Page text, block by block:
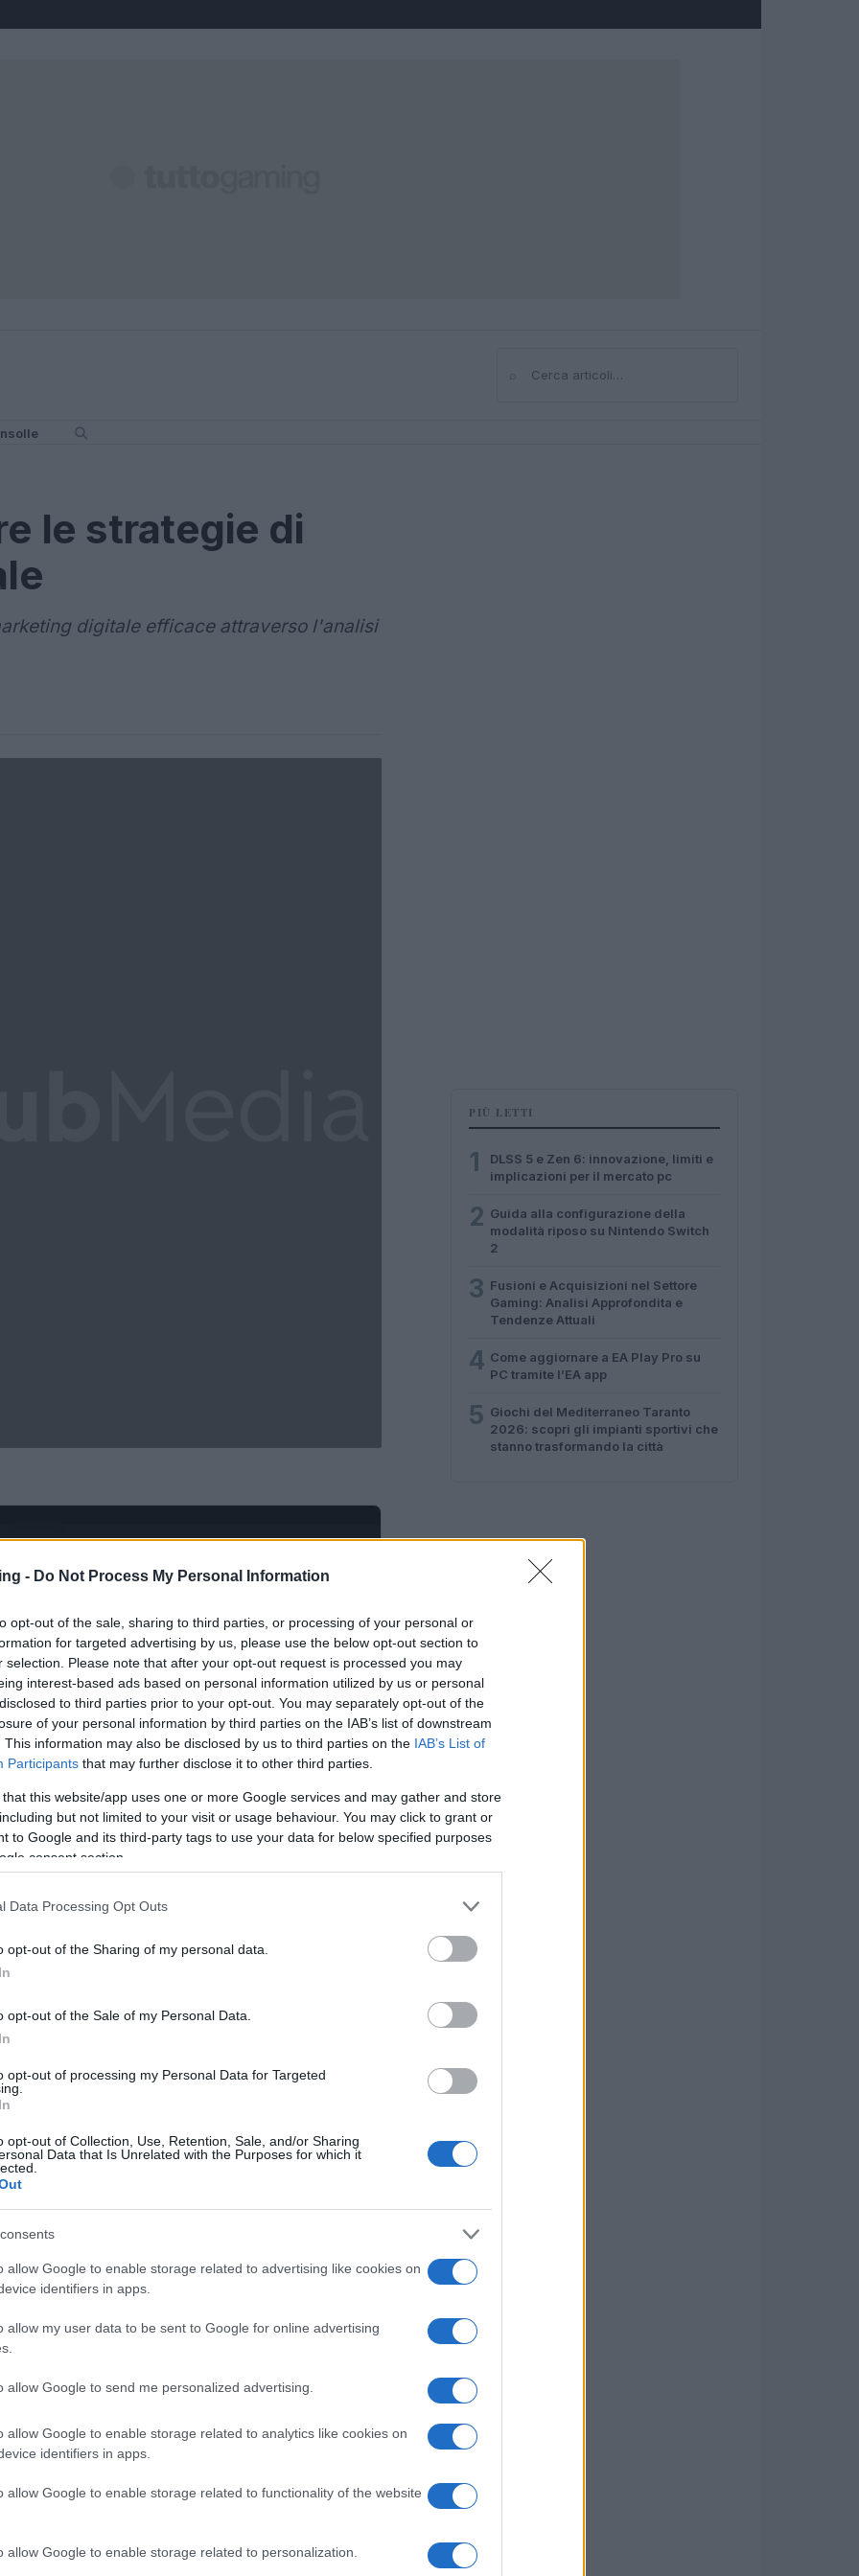
- Do Not Process My Personal Information
opt-out of the sale, sharing to third parties, or processing of your personal or
for targeted advertising by us, please use the below opt-out section to
selection. Please note that after your opt-out request is processed you may
interest-based ads based on personal information utilized by us or personal
to third parties prior to your opt-out. You may separately opt-out of the
of your personal information by third parties on the IAB’s list of downstream
This information may also be disclosed by us to third parties on the IAB’s List of
Participants that may further disclose it to other third parties.
that this website/app uses one or more Google services and may gather and store
but not limited to your visit or usage behaviour. You may click to grant or
to Google and its third-party tags to use your data for below specified purposes
consent section.
Data Processing Opt Outs
opt-out of the Sharing of my personal data.
opt-out of the Sale of my Personal Data.
opt-out of processing my Personal Data for Targeted
opt-out of Collection, Use, Retention, Sale, and/or Sharing
Data that Is Unrelated with the Purposes for which it
allow Google to enable storage related to advertising like cookies on
identifiers in apps.
allow my user data to be sent to Google for online advertising
allow Google to send me personalized advertising.
allow Google to enable storage related to analytics like cookies on
identifiers in apps.
allow Google to enable storage related to functionality of the website
allow Google to enable storage related to personalization.
Cerca
le strategie di
digitale efficace attraverso l'analisi
evoluzione, dove le strategie devono
alle esigenze del mercato e dei
comprendere come i dati possano
le performance delle campagne. Ti sei mai
i loro risultati? In questo articolo,
nel marketing digitale, analizzando casi
ogni marketer dovrebbe considerare.
digitale
l’emergere di diverse tendenze
dell’intelligenza artificiale per ottimizzare
di marketing hanno registrato un aumento
fino al 30%. Questa tecnologia consente una
del pubblico più efficace,
Ma ti sei mai chiesto quanto possa fare la
PIÙ LETTI
1
DLSS 5 e Zen 6: innovazione, limiti e
implicazioni per il mercato pc
2 Guida alla configurazione della
modalità riposo su Nintendo Switch
2
3 Fusioni e Acquisizioni nel Settore
Gaming: Analisi Approfondita e
Tendenze Attuali
4 Come aggiornare a EA Play Pro su
PC tramite l’EA app
5 Giochi del Mediterraneo Taranto
2026: scopri gli impianti sportivi che
stanno trasformando la città